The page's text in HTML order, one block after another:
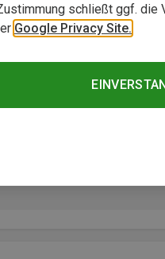
schließt ggf. die
Google Privacy Site.